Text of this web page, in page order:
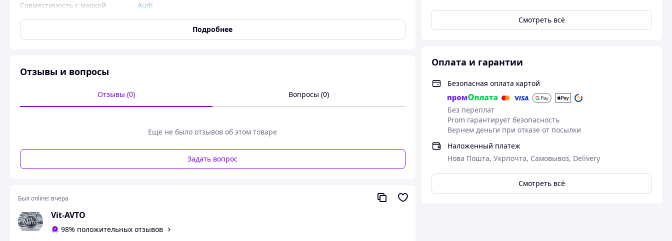
Смотреть всё
Оплата и гарантии
Безопасная оплата картой
Без переплат
Prom гарантирует безопасность
Вернем деньги при отказе от посылки
Наложенный платеж
Нова Пошта, Укрпочта, Самовывоз, Delivery
Смотреть всё
Совместимость с маркой
Audi
Совместимость с моделью
A6
ЗЕРКАЛО ЛЕВОЕ AUDI A6 C6 (4F2, 4F5) 04-11 448505
Подробнее
Отзывы и вопросы
Отзывы (0) Вопросы (0)
Еще не было отзывов об этом товаре
Задать вопрос
Был online: вчера
Vit-AVTO
98% положительных отзывов